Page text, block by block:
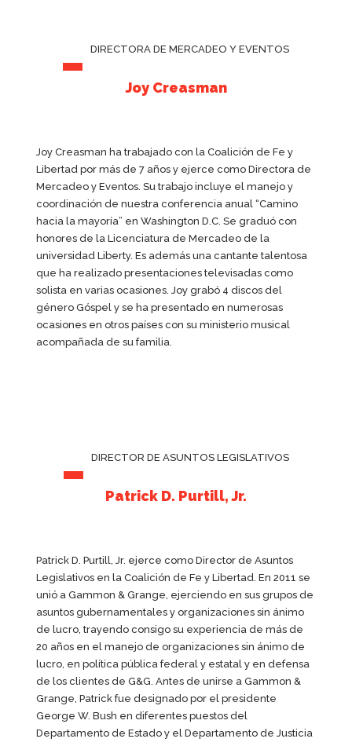
DIRECTORA DE MERCADEO Y EVENTOS
Joy Creasman
Joy Creasman ha trabajado con la Coalición de Fe y
Libertad por más de 7 años y ejerce como Directora de
Mercadeo y Eventos. Su trabajo incluye el manejo y
coordinación de nuestra conferencia anual “Camino
hacia la mayoría” en Washington D.C. Se graduó con
honores de la Licenciatura de Mercadeo de la
universidad Liberty. Es además una cantante talentosa
que ha realizado presentaciones televisadas como
solista en varias ocasiones. Joy grabó 4 discos del
género Góspel y se ha presentado en numerosas
ocasiones en otros países con su ministerio musical
acompañada de su familia.
DIRECTOR DE ASUNTOS LEGISLATIVOS
Patrick D. Purtill, Jr.
Patrick D. Purtill, Jr. ejerce como Director de Asuntos
Legislativos en la Coalición de Fe y Libertad. En 2011 se
unió a Gammon & Grange, ejerciendo en sus grupos de
asuntos gubernamentales y organizaciones sin ánimo
de lucro, trayendo consigo su experiencia de más de
20 años en el manejo de organizaciones sin ánimo de
lucro, en política pública federal y estatal y en defensa
de los clientes de G&G. Antes de unirse a Gammon &
Grange, Patrick fue designado por el presidente
George W. Bush en diferentes puestos del
Departamento de Estado y el Departamento de Justicia